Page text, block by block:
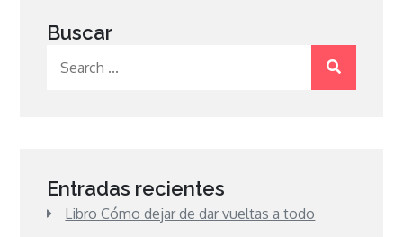
Buscar
Entradas recientes
Libro Cómo dejar de dar vueltas a todo